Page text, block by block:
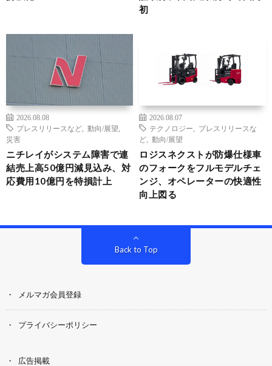
初
2026.08.08
プレスリリースなど
動向/展望
災害
ニチレイがシステム障害で連
結売上高50億円減見込み、対
応費用10億円を特損計上
2026.08.07
テクノロジー
プレスリリースな
ど
動向/展望
ロジスネクストが防爆仕様車
のフォークをフルモデルチェ
ンジ、オペレーターの快適性
向上図る
Back to Top
メルマガ会員登録
プライバシーポリシー
広告掲載